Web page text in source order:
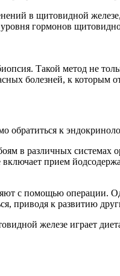
в щитовидной железе,
гормонов
Такой метод не
болезней, к которым
обратиться к
в различных
включает прием
с помощью операции.
приводя к развитию
железе играет